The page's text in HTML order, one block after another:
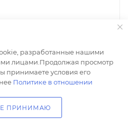
Liberty F-KD-01 LIBERTY-F-
разработанные нашими
лицами.Продолжая просмотр
принимаете условия его
Политике в отношении
ПРИНИМАЮ